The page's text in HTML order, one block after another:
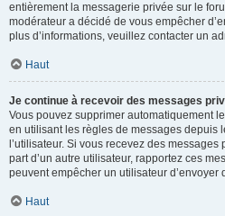
entièrement la messagerie privée sur le
modérateur a décidé de vous empêcher
plus d’informations, veuillez contacter un
Haut
Je continue à recevoir des messages
Vous pouvez supprimer automatiquement
en utilisant les règles de messages depuis
l’utilisateur. Si vous recevez des
part d’un autre utilisateur, rapportez ces
peuvent empêcher un utilisateur d’envoyer
Haut